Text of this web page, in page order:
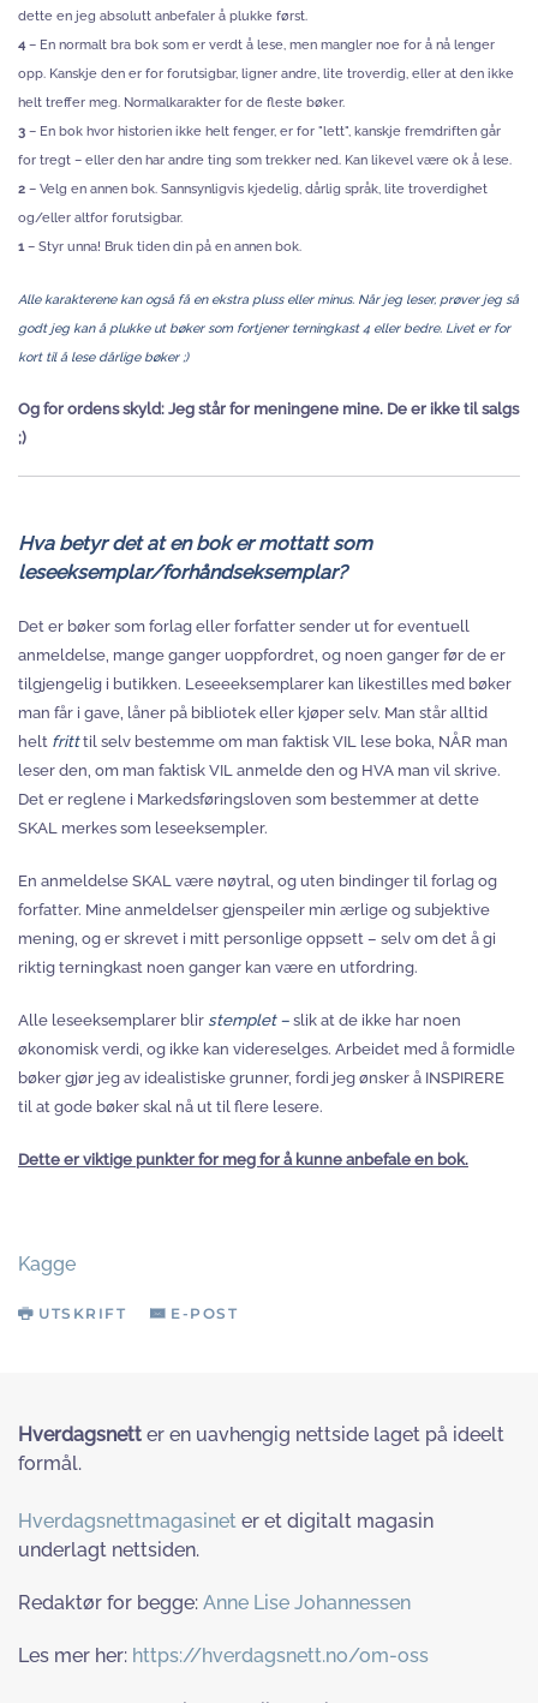
dette en jeg absolutt anbefaler å plukke først.
4– En normalt bra bok som er verdt å lese, men mangler noe for å nå lenger
opp. Kanskje den er for forutsigbar, ligner andre, lite troverdig, eller at den ikke
helt treffer meg. Normalkarakter for de fleste bøker.
3 – En bok hvor historien ikke helt fenger, er for "lett", kanskje fremdriften går
for tregt – eller den har andre ting som trekker ned. Kan likevel være ok å lese.
2 – Velg en annen bok. Sannsynligvis kjedelig, dårlig språk, lite troverdighet
og/eller altfor forutsigbar.
1 – Styr unna! Bruk tiden din på en annen bok.
Alle karakterene kan også få en ekstra pluss eller minus. Når jeg leser, prøver jeg så
godt jeg kan å plukke ut bøker som fortjener terningkast 4 eller bedre. Livet er for
kort til å lese dårlige bøker ;)
Og for ordens skyld: Jeg står for meningene mine. De er ikke til salgs
;)
Hva betyr det at en bok er mottatt som
leseeksemplar/forhåndseksemplar?
Det er bøker som forlag eller forfatter sender ut for eventuell
anmeldelse, mange ganger uoppfordret, og noen ganger før de er
tilgjengelig i butikken. Leseeeksemplarer kan likestilles med bøker
man får i gave, låner på bibliotek eller kjøper selv. Man står alltid
helt fritttil selv bestemme om man faktisk VIL lese boka, NÅR man
leser den, om man faktisk VIL anmelde den og HVA man vil skrive.
Det er reglene i Markedsføringsloven som bestemmer at dette
SKAL merkes som leseeksempler.
En anmeldelse SKAL være nøytral, og uten bindinger til forlag og
forfatter. Mine anmeldelser gjenspeiler min ærlige og subjektive
mening, og er skrevet i mitt personlige oppsett – selv om det å gi
riktig terningkast noen ganger kan være en utfordring.
Alle leseeksemplarer blir stemplet –slik at de ikke har noen
økonomisk verdi, og ikke kan videreselges. Arbeidet med å formidle
bøker gjør jeg av idealistiske grunner, fordi jeg ønsker å INSPIRERE
til at gode bøker skal nå ut til flere lesere.
Dette er viktige punkter for meg for å kunne anbefale en bok.
Kagge
UTSKRIFT E-POST
Hverdagsnett er en uavhengig nettside laget på ideelt
formål.
Hverdagsnettmagasinet er et digitalt magasin
underlagt nettsiden.
Redaktør for begge: Anne Lise Johannessen
Les mer her: https://hverdagsnett.no/om-oss